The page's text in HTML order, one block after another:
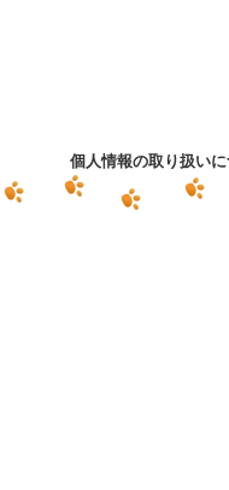
個人情報の取り扱い